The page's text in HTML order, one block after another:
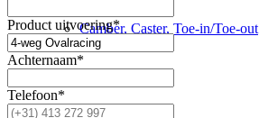
Camber, Caster, Toe-in/Toe-out
Handleidingen
Product uitvoering*
Achternaam*
Telefoon*